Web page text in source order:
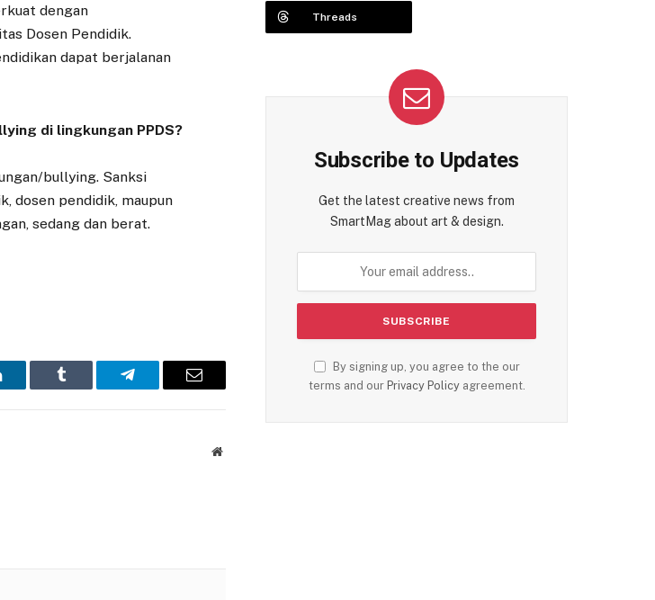
dengan
Dosen Pendidik.
dapat berjalanan
di lingkungan PPDS?
bullying. Sanksi
dosen pendidik, maupun
sedang dan berat.
Tumblr Telegram Email
Website
Threads
Subscribe to Updates
Get the latest creative news from
SmartMag about art & design.
By signing up, you agree to the our
terms and our Privacy Policyagreement.